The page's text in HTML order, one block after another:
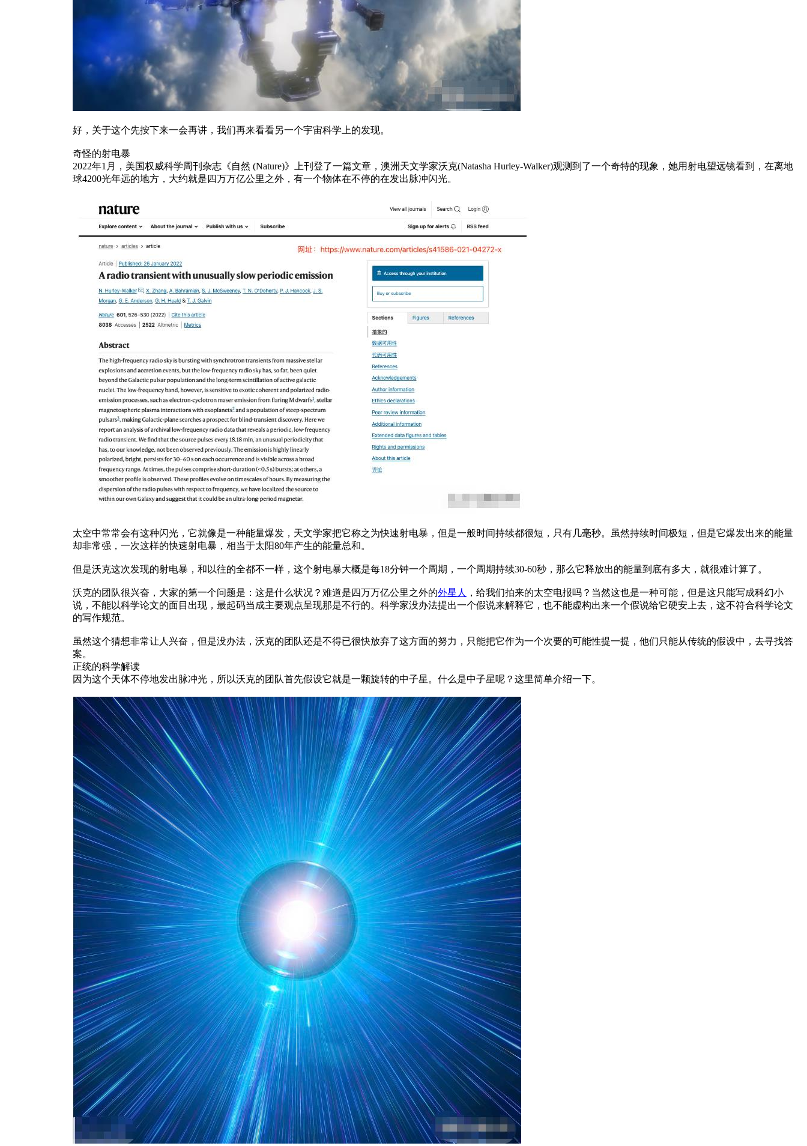
好，关于这个先按下来一会再讲，我们再来看看另一个宇宙科学上的发现。
奇怪的射电暴
2022年1月，美国权威科学周刊杂志《自然 (Nature)》上刊登了一篇文章，澳洲天文学家沃克(Natasha Hurley-Walker)观测到了一个奇特的现象，她用射电望远镜看到，在离地
球4200光年远的地方，大约就是四万万亿公里之外，有一个物体在不停的在发出脉冲闪光。
太空中常常会有这种闪光，它就像是一种能量爆发，天文学家把它称之为快速射电暴，但是一般时间持续都很短，只有几毫秒。虽然持续时间极短，但是它爆发出来的能量
却非常强，一次这样的快速射电暴，相当于太阳80年产生的能量总和。
但是沃克这次发现的射电暴，和以往的全都不一样，这个射电暴大概是每18分钟一个周期，一个周期持续30-60秒，那么它释放出的能量到底有多大，就很难计算了。
沃克的团队很兴奋，大家的第一个问题是：这是什么状况？难道是四万万亿公里之外的外星人
，给我们拍来的太空电报吗？当然这也是一种可能，但是这只能写成科幻小
说，不能以科学论文的面目出现，最起码当成主要观点呈现那是不行的。科学家没办法提出一个假说来解释它，也不能虚构出来一个假说给它硬安上去，这不符合科学论文
的写作规范。
虽然这个猜想非常让人兴奋，但是没办法，沃克的团队还是不得已很快放弃了这方面的努力，只能把它作为一个次要的可能性提一提，他们只能从传统的假设中，去寻找答
案。
正统的科学解读
因为这个天体不停地发出脉冲光，所以沃克的团队首先假设它就是一颗旋转的中子星。什么是中子星呢？这里简单介绍一下。